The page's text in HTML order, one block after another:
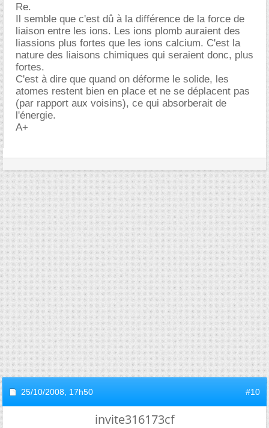
Re.
Il semble que c'est dû à la différence de la force de
liaison entre les ions. Les ions plomb auraient des
liassions plus fortes que les ions calcium. C'est la
nature des liaisons chimiques qui seraient donc, plus
fortes.
C'est à dire que quand on déforme le solide, les
atomes restent bien en place et ne se déplacent pas
(par rapport aux voisins), ce qui absorberait de
l'énergie.
A+
25/10/2008, 17h50 #10
invite316173cf